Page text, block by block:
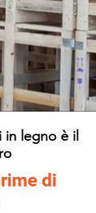
in legno è il
di